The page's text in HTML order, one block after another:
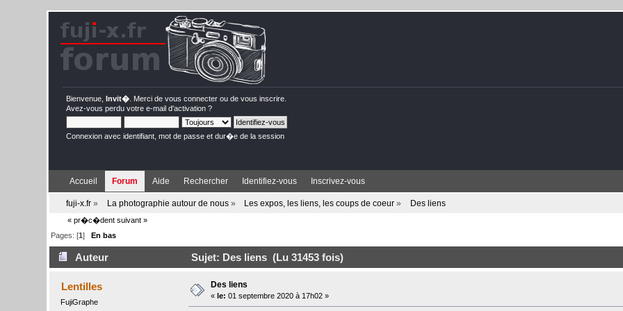
Bienvenue,Invit� . Merci devous connecter ou devous inscrire
Avez-vous perdu votree-mail d'activation ?
Connexion avec identifiant, mot de passe et dur�e de la session
Accueil Forum Aide Rechercher Identifiez-vous Inscrivez-vous
fuji-x.fr » La photographie autour de nous» Les expos, les liens, les coups de coeur » Des liens
« pr�c�dent suivant »
Pages: [1] En bas
Auteur Sujet: Des liens (Lu 31453 fois)
Lentilles
FujiGraphe
Des liens
«le: 01 septembre 2020 à 17h02 »